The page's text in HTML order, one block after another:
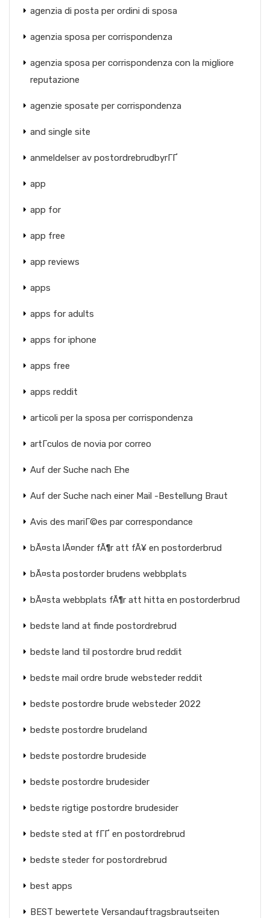
agenzia di posta per ordini di sposa
agenzia sposa per corrispondenza
agenzia sposa per corrispondenza con la migliore
reputazione
agenzie sposate per corrispondenza
and single site
anmeldelser av postordrebrudbyrГҐ
app
app for
app free
app reviews
apps
apps for adults
apps for iphone
apps free
apps reddit
articoli per la sposa per corrispondenza
artГ­culos de novia por correo
Auf der Suche nach Ehe
Auf der Suche nach einer Mail -Bestellung Braut
Avis des mariГ©es par correspondance
bÃ¤sta lÃ¤nder fÃ¶r att fÃ¥ en postorderbrud
bÃ¤sta postorder brudens webbplats
bÃ¤sta webbplats fÃ¶r att hitta en postorderbrud
bedste land at finde postordrebrud
bedste land til postordre brud reddit
bedste mail ordre brude websteder reddit
bedste postordre brude websteder 2022
bedste postordre brudeland
bedste postordre brudeside
bedste postordre brudesider
bedste rigtige postordre brudesider
bedste sted at fГҐ en postordrebrud
bedste steder for postordrebrud
best apps
BEST bewertete Versandauftragsbrautseiten